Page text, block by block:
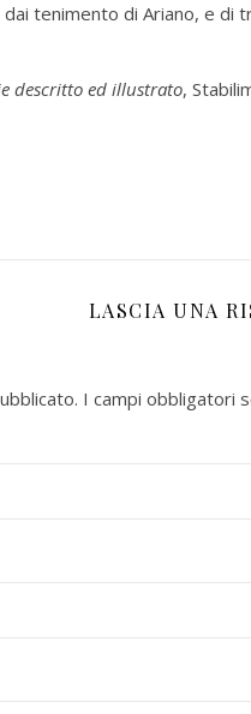
tenimento di Ariano, e di
descritto ed illustrato,
LASCIA UNA
I campi obbligatori